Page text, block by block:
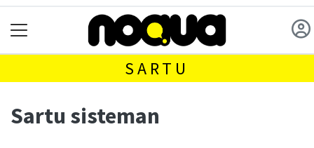
SARTU
Sartu sisteman